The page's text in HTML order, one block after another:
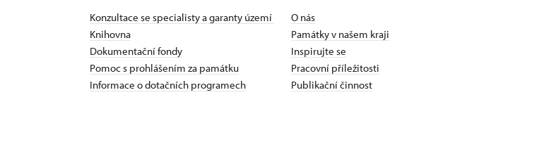
Konzultace se specialisty a garanty území
Knihovna
Dokumentační fondy
Pomoc s prohlášením za památku
Informace o dotačních programech
O nás
Památky v našem kraji
Inspirujte se
Pracovní příležitosti
Publikační činnost